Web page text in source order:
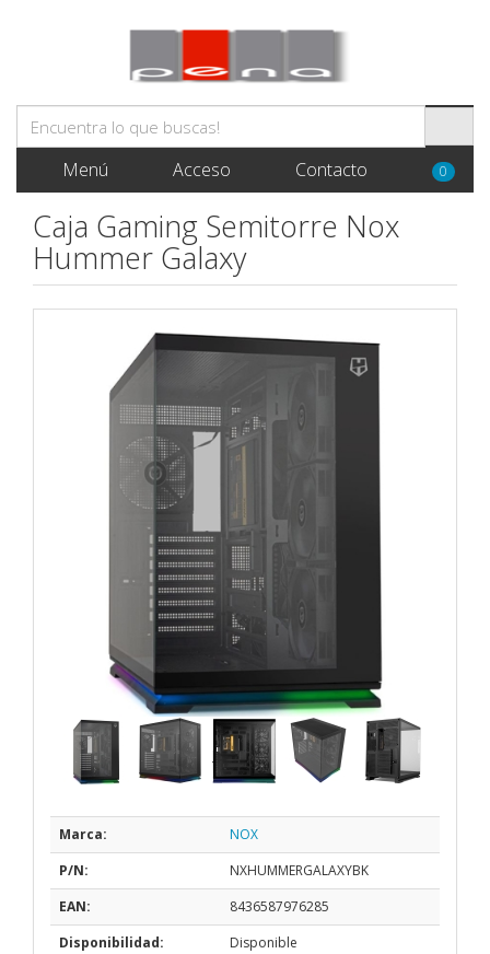
Menú Acceso Contacto 0
Caja Gaming Semitorre Nox
Hummer Galaxy
Marca:
NOX
P/N:
NXHUMMERGALAXYBK
EAN:
8436587976285
Disponibilidad:
Disponible